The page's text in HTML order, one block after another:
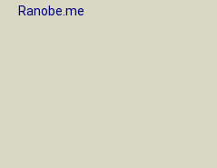
Ranobe.me